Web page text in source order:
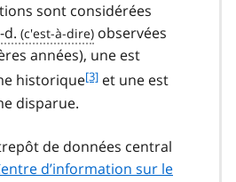
o
t
n
o
sont considérées
d.
observées
années), une est
historiquef
n
o
[3] et une est
disparue.
de données central
d’information sur le